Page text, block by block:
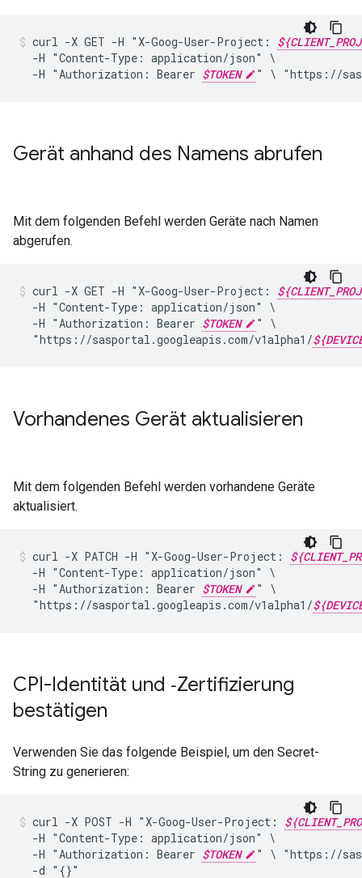
curl -X GET -H "X-Goog-User-Project:
-H "Content-Type: application/json"
-H "Authorization: Bearer $TOKEN " \ "https://
Gerät anhand des Namens abrufen
Mit dem folgenden Befehl werden Geräte nach Namen
abgerufen.
curl -X GET -H "X-Goog-User-Project:
-H "Content-Type: application/json"
-H "Authorization: Bearer $TOKEN "
"https://sasportal.googleapis.com/v1alpha1/
Vorhandenes Gerät aktualisieren
Mit dem folgenden Befehl werden vorhandene Geräte
aktualisiert.
curl -X PATCH -H "X-Goog-User-Project:
-H "Content-Type: application/json"
-H "Authorization: Bearer $TOKEN "
"https://sasportal.googleapis.com/v1alpha1/
CPI-Identität und ‑Zertifizierung
bestätigen
Verwenden Sie das folgende Beispiel, um den Secret-
String zu generieren:
curl -X POST -H "X-Goog-User-Project:
-H "Content-Type: application/json"
-H "Authorization: Bearer $TOKEN " \ "https://
-d "{}"